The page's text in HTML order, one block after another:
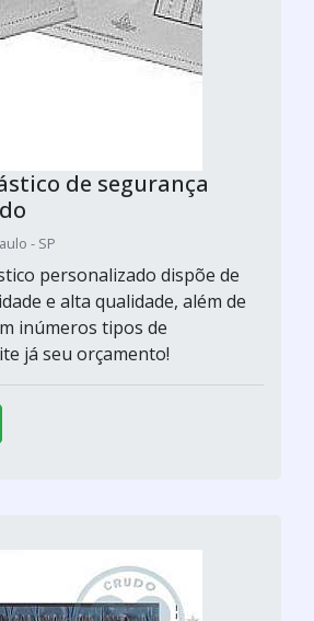
de segurança
- SP
personalizado dispõe de
e alta qualidade, além de
inúmeros tipos de
já seu orçamento!